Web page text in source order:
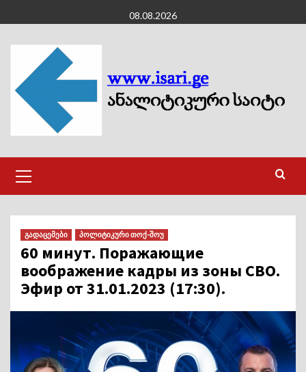
to
content
08.08.2026
Menu
გადაცემები პოლიტიკური თოქ-შოუ
60 минут. Поражающие
воображение кадры из зоны СВО.
Эфир от 31.01.2023 (17:30).